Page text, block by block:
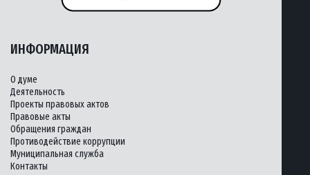
ИНФОРМАЦИЯ
О думе
Деятельность
Проекты правовых актов
Правовые акты
Обращения граждан
Противодействие коррупции
Муниципальная служба
Контакты